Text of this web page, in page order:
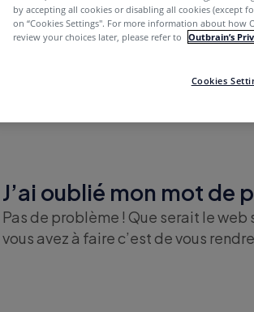
J’ai oublié mon mot de
Pas de problème ! Que serait le
vous avez à faire c’est de vous
by accepting all cookies or disabling all cookies (except
on “Cookies Settings''. For more information about how
review your choices later, please refer to Outbrain’s
Cookies